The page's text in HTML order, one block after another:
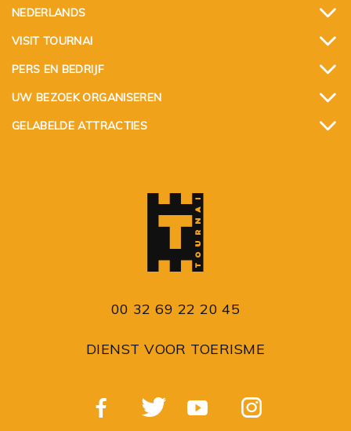
NEDERLANDS
VISIT TOURNAI
PERS EN BEDRIJF
UW BEZOEK ORGANISEREN
GELABELDE ATTRACTIES
00 32 69 22 20 45
DIENST VOOR TOERISME